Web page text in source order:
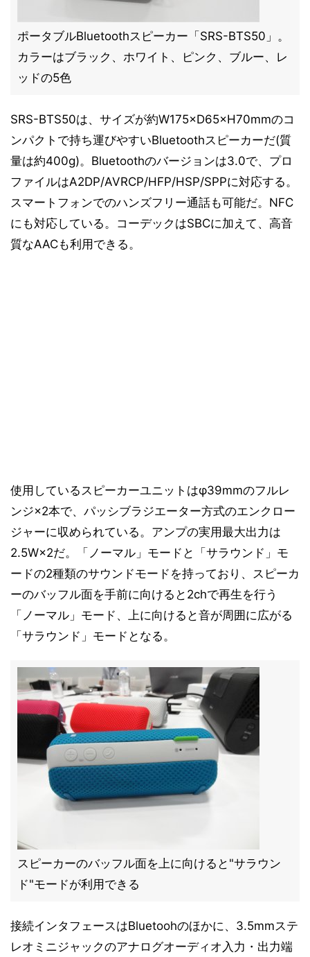
ポータブルBluetoothスピーカー「SRS-BTS50」。
カラーはブラック、ホワイト、ピンク、ブルー、レ
ッドの5色
SRS-BTS50は、サイズが約W175×D65×H70mmのコ
ンパクトで持ち運びやすいBluetoothスピーカーだ(質
量は約400g)。Bluetoothのバージョンは3.0で、プロ
ファイルはA2DP/AVRCP/HFP/HSP/SPPに対応する。
スマートフォンでのハンズフリー通話も可能だ。NFC
にも対応している。コーデックはSBCに加えて、高音
質なAACも利用できる。
使用しているスピーカーユニットはφ39mmのフルレ
ンジ×2本で、パッシブラジエーター方式のエンクロー
ジャーに収められている。アンプの実用最大出力は
2.5W×2だ。「ノーマル」モードと「サラウンド」モ
ードの2種類のサウンドモードを持っており、スピーカ
ーのバッフル面を手前に向けると2chで再生を行う
「ノーマル」モード、上に向けると音が周囲に広がる
「サラウンド」モードとなる。
スピーカーのバッフル面を上に向けると"サラウン
ド"モードが利用できる
接続インタフェースはBluetoohのほかに、3.5mmステ
レオミニジャックのアナログオーディオ入力・出力端